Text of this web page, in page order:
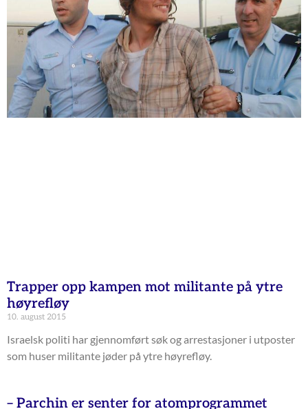
Trapper opp kampen mot militante på ytre
høyrefløy
10. august 2015
Israelsk politi har gjennomført søk og arrestasjoner i utposter
som huser militante jøder på ytre høyrefløy.
– Parchin er senter for atomprogrammet